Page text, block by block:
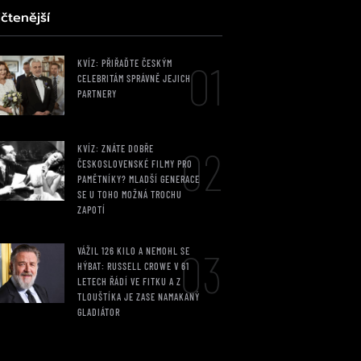
KVÍZ: PŘIŘAĎTE ČESKÝM
CELEBRITÁM SPRÁVNĚ JEJICH
PARTNERY
01
KVÍZ: ZNÁTE DOBŘE
ČESKOSLOVENSKÉ FILMY PRO
PAMĚTNÍKY? MLADŠÍ GENERACE
SE U TOHO MOŽNÁ TROCHU
ZAPOTÍ
02
VÁŽIL 126 KILO A NEMOHL SE
HÝBAT: RUSSELL CROWE V 61
LETECH ŘÁDÍ VE FITKU A Z
TLOUŠTÍKA JE ZASE NAMAKANÝ
GLADIÁTOR
03